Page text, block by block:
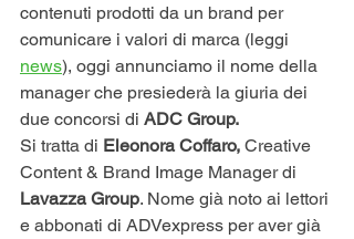
contenuti prodotti da un brand per
comunicare i valori di marca (leggi
news), oggi annunciamo il nome della
manager che presiederà la giuria dei
due concorsi di ADC Group.
Si tratta di Eleonora Coffaro, Creative
Content & Brand Image Manager di
Lavazza Group. Nome già noto ai lettori
e abbonati di ADVexpress per aver già